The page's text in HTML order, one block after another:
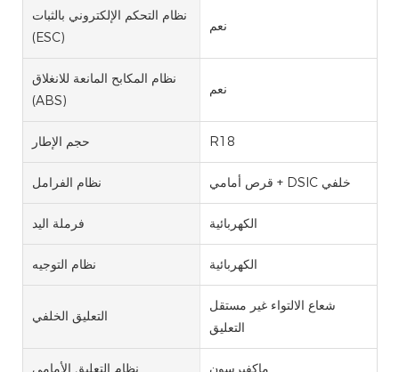
نظام التحكم الإلكتروني بالثبات
(ESC)
نعم
نظام المكابح المانعة للانغلاق
(ABS)
نعم
حجم الإطار R18
نظام الفرامل قرص أمامي + DSIC خلفي
فرملة اليد الكهربائية
نظام التوجيه الكهربائية
التعليق الخلفي
شعاع الالتواء غير مستقل
التعليق
نظام التعليق الأمامي ماكفيرسون